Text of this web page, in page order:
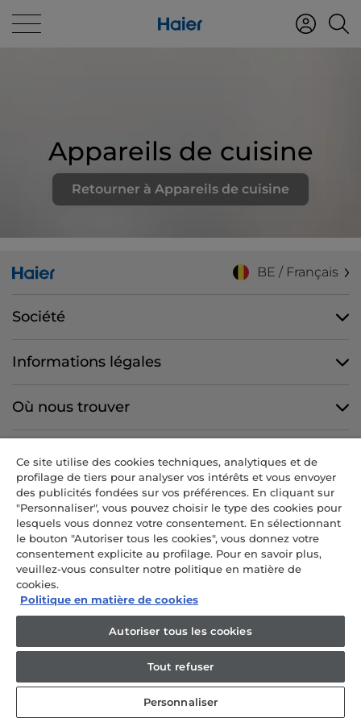
Appareils de cuisine
Retourner à Appareils de cuisine
BE / Français
Société
Informations légales
Où nous trouver
CANDY HOOVER GROUP S.r.I. - Associé unique - SIÈGE SOCIAL : Via
Comolli, 57 - 20861 Brugherio (MB) - Italie - SIÈGES ADMINISTRATIFS :
Via Privata Eden Fumagalli snc - 20861 Brugherio (MB) et Via Trento
n. 20/A-22 - 20871 Vimercate (MB) - Italie - Tél. : +39.039.2086.1 - Fax :
+39.039.2086.237 - Capital social 35 000 000,00 € iv - Cod. Code fiscal
et numéro d'inscription au registre du commerce de Milan-Monza-
Brianza-Lodi 04666310158 - Numéro de TVA 00786860965 - Numéro
REA : MB-1033934 - Autorisation IT AEOF 211870 - Société soumise
aux activités de gestion et de coordination de Candy S.p.A.
Ce site utilise des cookies techniques, analytiques et de
profilage de tiers pour analyser vos intérêts et vous envoyer
des publicités fondées sur vos préférences. En cliquant sur
"Personnaliser", vous pouvez choisir le type des cookies pour
lesquels vous donnez votre consentement. En sélectionnant
le bouton "Autoriser tous les cookies", vous donnez votre
consentement explicite au profilage. Pour en savoir plus,
veuillez-vous consulter notre politique en matière de
cookies.
Politique en matière de cookies
Autoriser tous les cookies
Tout refuser
Personnaliser